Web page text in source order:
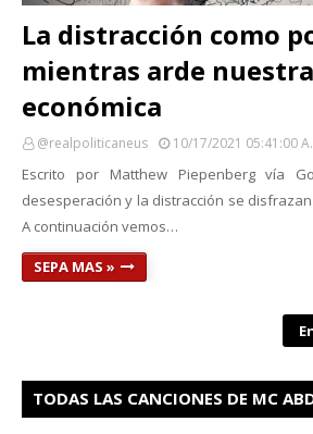
La distracción como
mientras arde
económica
@realpoliticaneus 10/17/2021 05:41:00
Escrito por Matthew Piepenberg vía
desesperación y la distracción se
A continuación vemos…
SEPA MAS »
TODAS LAS CANCIONES DE MC